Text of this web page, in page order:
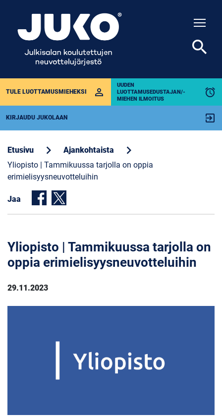
TULE LUOTTAMUSMIEHEKSI perm_identity
UUDEN
LUOTTAMUSEDUSTAJAN/-
MIEHEN ILMOITUS
alarm
KIRJAUDU JUKOLAAN exit_to_app
search
Etusivu chevron_right Ajankohtaista chevron_right
Yliopisto | Tammikuussa tarjolla on oppia
erimielisyysneuvotteluihin
Jaa
Yliopisto | Tammikuussa tarjolla on
oppia erimielisyysneuvotteluihin
29.11.2023